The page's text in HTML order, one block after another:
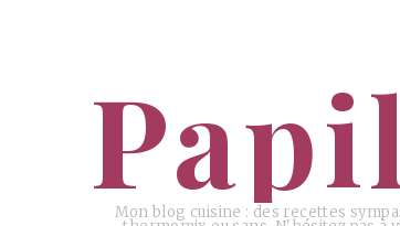
Mon blog cuisine : des recettes